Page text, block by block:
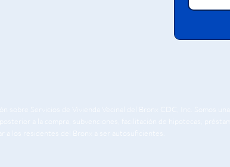
sobre Servicios de Vivienda Vecinal del Bronx CDC, Inc. Somos
a la compra, subvenciones, facilitación de hipotecas,
a los residentes del Bronx a ser autosuficientes.